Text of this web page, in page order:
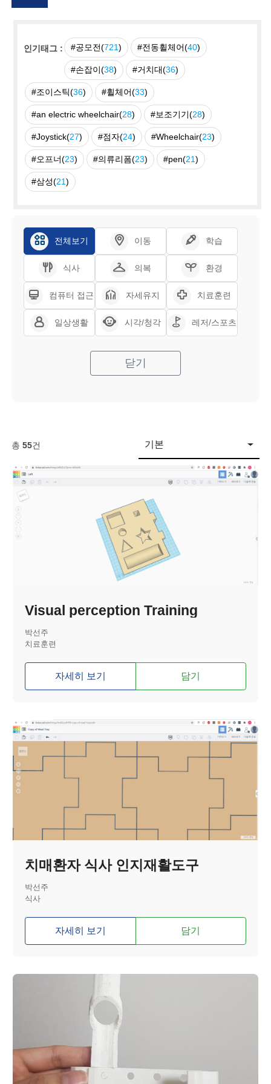
인기태그 : #공모전(721) #전동휠체어(40)
#손잡이(38) #거치대(36)
#조이스틱(36) #휠체어(33)
#an electric wheelchair(28) #보조기기(28)
#Joystick(27) #점자(24) #Wheelchair(23)
#오프너(23) #의류리폼(23) #pen(21)
#삼성(21)
전체보기 이동 학습
식사 의복 환경
컴퓨터 접근 자세유지 치료훈련
일상생활 시각/청각 레저/스포츠
닫기
총55건 기본
Visual perception Training
박선주
치료훈련
자세히 보기 담기
치매환자 식사 인지재활도구
박선주
식사
자세히 보기 담기